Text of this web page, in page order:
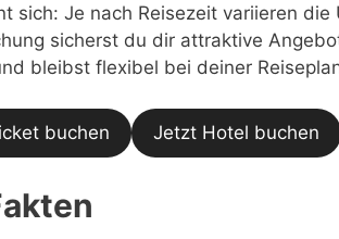
sich: Je nach Reisezeit variieren
sicherst du dir attraktive
bleibst flexibel bei deiner
buchen Jetzt Hotel buchen